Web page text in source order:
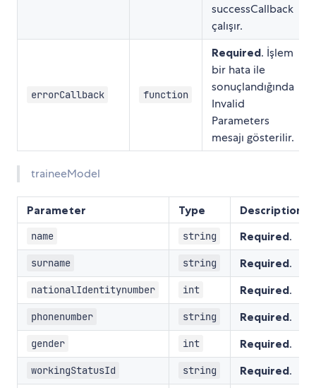
successCallback
çalışır.
errorCallback function
Required. İşlem
bir hata ile
sonuçlandığında
Invalid
Parameters
mesajı gösterilir.
traineeModel
Parameter Type Description
name string Required.
surname string Required.
nationalIdentitynumber int Required.
phonenumber string Required.
gender int Required.
workingStatusId string Required.